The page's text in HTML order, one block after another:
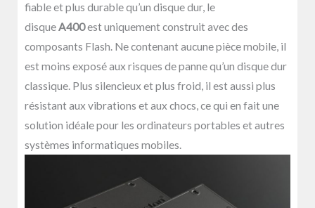
fiable et plus durable qu’un disque dur, le
disqueA400est uniquement construit avec des
composants Flash. Ne contenant aucune pièce mobile, il
est moins exposé aux risques de panne qu’un disque dur
classique. Plus silencieux et plus froid, il est aussi plus
résistant aux vibrations et aux chocs, ce qui en fait une
solution idéale pour les ordinateurs portables et autres
systèmes informatiques mobiles.